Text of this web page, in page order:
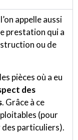
appelle aussi
prestation qui a
ou de
pièces où a eu
des
. Grâce à ce
(pour
particuliers).